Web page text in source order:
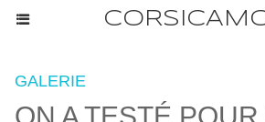
GALERIE